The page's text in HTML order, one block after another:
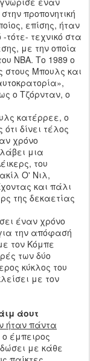
προπονητική
επίσης, ήταν
τεχνικό στα
με την οποία
ΝΒΑ. Το 1989 ο
Μπουλς και
ο Τζόρνταν, ο
κατέρρεε, ο
δίνει τέλος
χρόνο
μια
του
Ο' Νιλ,
και πάλι
της δεκαετίας
έναν χρόνο
την απόφασή
τον Κόμπε
των δύο
κύκλος του
με τον
άουτ
ήταν πάντα
έμπειρος
με κάθε